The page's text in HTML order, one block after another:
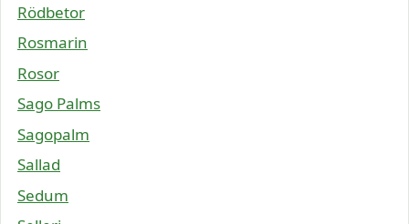
Rödbetor
Rosmarin
Rosor
Sago Palms
Sagopalm
Sallad
Sedum